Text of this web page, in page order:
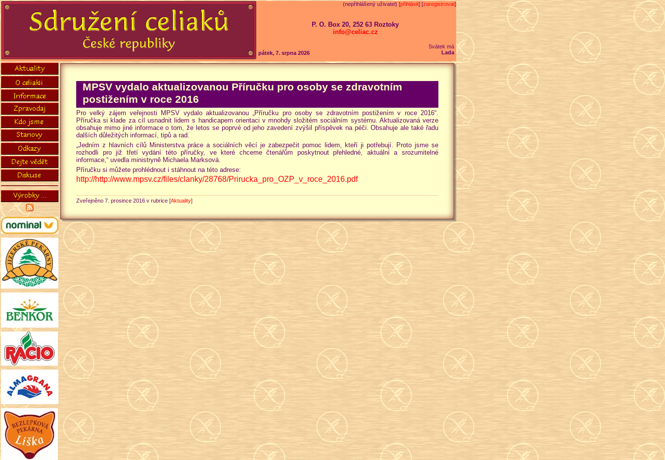
(nepřihlášený uživatel) [přihlásit] [zaregistrovat]
pátek, 7. srpna 2026
Svátek má
Lada
P. O. Box 20, 252 63 Roztoky
info@celiac.cz
MPSV vydalo aktualizovanou Příručku pro osoby se zdravotním
postižením v roce 2016
Pro velký zájem veřejnosti MPSV vydalo aktualizovanou „Příručku pro osoby se zdravotním postižením v roce 2016“.
Příručka si klade za cíl usnadnit lidem s handicapem orientaci v mnohdy složitém sociálním systému. Aktualizovaná verze
obsahuje mimo jiné informace o tom, že letos se poprvé od jeho zavedení zvýšil příspěvek na péči. Obsahuje ale také řadu
dalších důležitých informací, tipů a rad.
„Jedním z hlavních cílů Ministerstva práce a sociálních věcí je zabezpečit pomoc lidem, kteří ji potřebují. Proto jsme se
rozhodli pro již třetí vydání této příručky, ve které chceme čtenářům poskytnout přehledné, aktuální a srozumitelné
informace,“ uvedla ministryně Michaela Marksová.
Příručku si můžete prohlédnout i stáhnout na této adrese:
http://http://www.mpsv.cz/files/clanky/28768/Prirucka_pro_OZP_v_roce_2016.pdf
Zveřejněno 7. prosince 2016 v rubrice [Aktuality]